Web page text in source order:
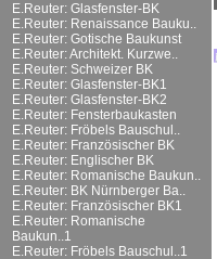
E.Reuter: Glasfenster-BK
E.Reuter: Renaissance Bauku..
E.Reuter: Gotische Baukunst
E.Reuter: Architekt. Kurzwe..
E.Reuter: Schweizer BK
E.Reuter: Glasfenster-BK1
E.Reuter: Glasfenster-BK2
E.Reuter: Fensterbaukasten
E.Reuter: Fröbels Bauschul..
E.Reuter: Französischer BK
E.Reuter: Englischer BK
E.Reuter: Romanische Baukun..
E.Reuter: BK Nürnberger Ba..
E.Reuter: Französischer BK1
E.Reuter: Romanische
Baukun..1
E.Reuter: Fröbels Bauschul..1